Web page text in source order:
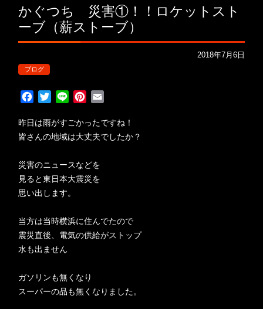
かぐつち 災害①！！ロケットスト
ーブ（薪ストーブ）
2018年7月6日
ブログ
c
e
o
i
t
r
n
e
n
t
r
e
a
i
昨日は雨がすごかったですね！
皆さんの地域は大丈夫でしたか？
災害のニュースなどを
見ると東日本大震災を
思い出します。
当方は当時横浜に住んでたので
震災直後、電気の供給がストップ
水も出ません
ガソリンも無くなり
スーパーの品も無くなりました。